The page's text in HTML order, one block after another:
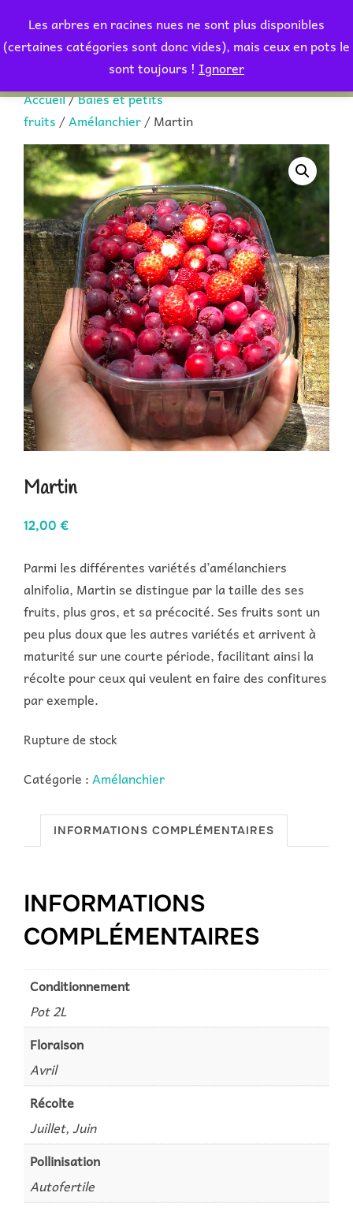
Les arbres en racines nues ne sont plus disponibles
(certaines catégories sont donc vides), mais ceux en pots le
sont toujours ! Ignorer
contenu
Rechercher :
Accueil/Baies et petits
fruits /Amélanchier/ Martin
Martin
12,00 €
Parmi les différentes variétés d’amélanchiers
alnifolia, Martin se distingue par la taille des ses
fruits, plus gros, et sa précocité. Ses fruits sont un
peu plus doux que les autres variétés et arrivent à
maturité sur une courte période, facilitant ainsi la
récolte pour ceux qui veulent en faire des confitures
par exemple.
Rupture de stock
Catégorie :Amélanchier
INFORMATIONS COMPLÉMENTAIRES
INFORMATIONS
COMPLÉMENTAIRES
Conditionnement
Pot 2L
Floraison
Avril
Récolte
Juillet, Juin
Pollinisation
Autofertile